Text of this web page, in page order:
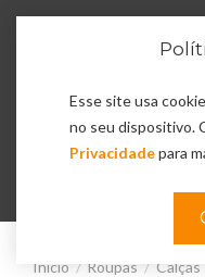
Esse site usa
no seu dispositivo.
Privacidadepara
Roupas Calças